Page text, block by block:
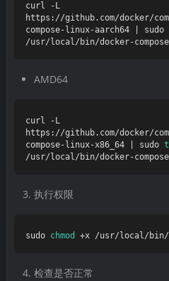
curl -L
https://github.com/docker/
compose-linux-aarch64 | sudo
AMD64
curl -L
https://github.com/docker/
compose-linux-x86_64 | sudo
执行权限
sudo chmod
检查是否正常